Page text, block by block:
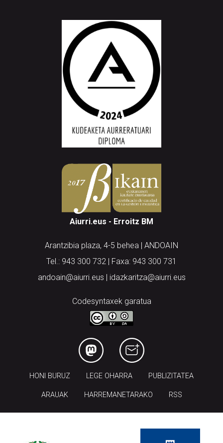
Aiurri.eus - Erroitz BM
Arantzibia plaza, 4-5 behea | ANDOAIN
Tel.: 943 300 732 | Faxa: 943 300 731
andoain@aiurri.eus | idazkaritza@aiurri.eus
Codesyntaxek garatua
HONI BURUZ LEGE OHARRA PUBLIZITATEA
ARAUAK HARREMANETARAKO RSS